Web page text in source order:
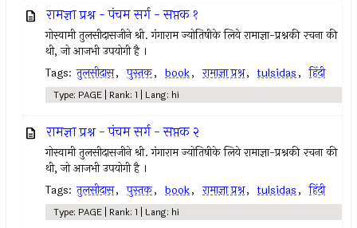
रामज्ञा प्रश्न - पंचम सर्ग - सप्तक १
गोस्वामी तुलसीदासजीने श्री. गंगाराम ज्योतिषीके लिये रामाज्ञा-प्रश्नकी रचना की
थी, जो आजभी उपयोगी है ।
Tags: तुलसीदास, पुस्तक, book, रामाज्ञा प्रश्न, tulsidas, हिंदी
Type: PAGE | Rank: 1 | Lang: hi
रामज्ञा प्रश्न - पंचम सर्ग - सप्तक २
गोस्वामी तुलसीदासजीने श्री. गंगाराम ज्योतिषीके लिये रामाज्ञा-प्रश्नकी रचना की
थी, जो आजभी उपयोगी है ।
Tags: तुलसीदास, पुस्तक, book, रामाज्ञा प्रश्न, tulsidas, हिंदी
Type: PAGE | Rank: 1 | Lang: hi